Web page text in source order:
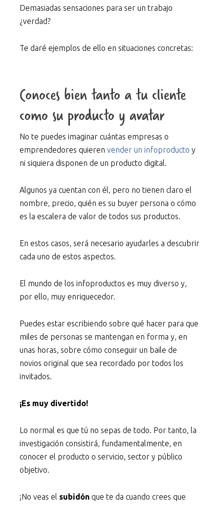
Demasiadas sensaciones para ser un trabajo
¿verdad?
Te daré ejemplos de ello en situaciones concretas:
Conoces bien tanto a tu cliente
como su producto y avatar
No te puedes imaginar cuántas empresas o
emprendedores quieren vender un infoproducto y
ni siquiera disponen de un producto digital.
Algunos ya cuentan con él, pero no tienen claro el
nombre, precio, quién es su buyer persona o cómo
es la escalera de valor de todos sus productos.
En estos casos, será necesario ayudarles a descubrir
cada uno de estos aspectos.
El mundo de los infoproductos es muy diverso y,
por ello, muy enriquecedor.
Puedes estar escribiendo sobre qué hacer para que
miles de personas se mantengan en forma y, en
unas horas, sobre cómo conseguir un baile de
novios original que sea recordado por todos los
invitados.
¡Es muy divertido!
Lo normal es que tú no sepas de todo. Por tanto, la
investigación consistirá, fundamentalmente, en
conocer el producto o servicio, sector y público
objetivo.
¡No veas el subidón que te da cuando crees que